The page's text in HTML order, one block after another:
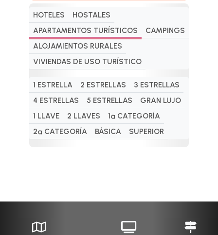
HOTELES
HOSTALES
APARTAMENTOS TURÍSTICOS
CAMPINGS
ALOJAMIENTOS RURALES
VIVIENDAS DE USO TURÍSTICO
1 ESTRELLA 2 ESTRELLAS
3 ESTRELLAS
4 ESTRELLAS
5 ESTRELLAS
GRAN LUJO
1 LLAVE
2 LLAVES
1ª CATEGORÍA
2ª CATEGORÍA
BÁSICA SUPERIOR